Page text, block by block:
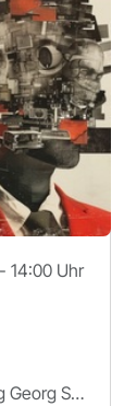
14:00 Uhr
Ohm - Technische Hochschule Nürnberg Georg Simon Ohm